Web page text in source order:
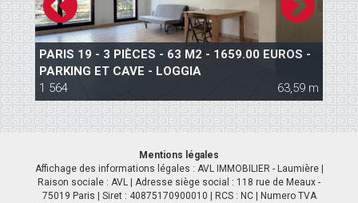
PARIS 19 - 3 PIÈCES - 63 M2 - 1659.00 EUROS -
PARKING ET CAVE - LOGGIA
1 564
63,59 m
Mentions légales
Affichage des informations légales : AVL IMMOBILIER - Laumière |
Raison sociale : AVL | Adresse siège social : 118 rue de Meaux -
75019 Paris | Siret : 40875170900010 | RCS : NC | Numero TVA